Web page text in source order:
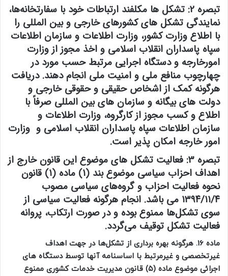
‌تبصره 2:
تشکل ها مکلفند ارتباطات خود با سفارتخانه‌ها،
نمایندگی تشکل های کشورهای خارجی و بین المللی را
با اطلاع وزارت کشور، وزارت اطلاعات و سازمان اطلاعات
سپاه پاسداران انقلاب اسلامی و اخذ مجوز از وزارت
امورخارجه و دستگاه اجرایی مرتبط حسب مورد در
چهارچوب منافع ملی و امنیت ملی انجام دهند. دریافت
هرگونه کمک از اشخاص حقیقی و حقوقی خارجی و
دولت های بیگانه و سازمان های بین المللی صرفاً با
اطلاع و کسب مجوز از کارگروه، وزارت اطلاعات و
سازمان اطلاعات سپاه پاسداران انقلاب اسلامی و وزارت
امور خارجه امکان پذیر است.
تبصره 3: ‌
فعالیت تشکل های موضوع این قانون خارج از
اهداف احزاب سیاسی موضوع بند (۱) ماده (۱) قانون
نحوه فعالیت احزاب و گروه‌های سیاسی مصوب
۱۳۹۴/۱۱/۴ می باشد. انجام هرگونه فعالیت سیاسی از
سوی تشکل‌ها ممنوع بوده و در صورت ارتکاب، پروانه
فعالیت تشکل توقیف می‌گردد.
ماده 16.
هرگونه بهره برداری از تشکل‌ها در جهت اهداف
غیرتخصصی و غیرمرتبط با اساسنامه آنها توسط دستگاه های
اجرائی موضوع ماده (۵)‌ قانون مدیریت خدمات کشوری ممنوع